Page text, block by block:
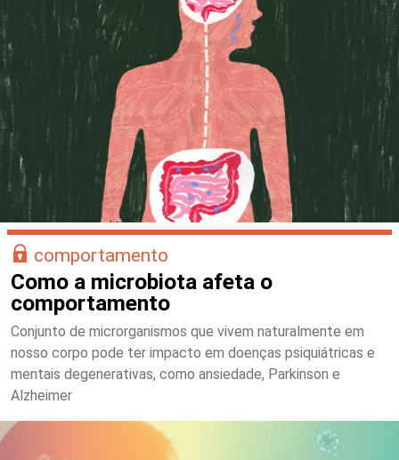
comportamento
Como a microbiota afeta o
comportamento
Conjunto de microrganismos que vivem naturalmente em
nosso corpo pode ter impacto em doenças psiquiátricas e
mentais degenerativas, como ansiedade, Parkinson e
Alzheimer